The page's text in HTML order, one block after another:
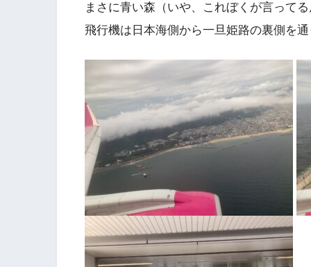
まさに青い森（いや、これぼくが言って
飛行機は日本海側から一旦姫路の裏側を